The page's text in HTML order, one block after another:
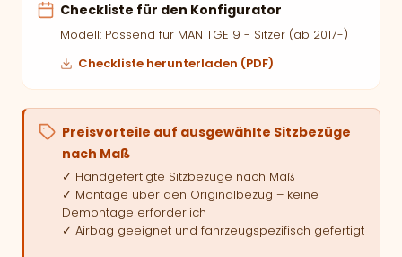
Checkliste für den Konfigurator
Modell: Passend für MAN TGE 9 - Sitzer (ab 2017-)
Checkliste herunterladen (PDF)
Preisvorteile auf ausgewählte Sitzbezüge
nach Maß
✓ Handgefertigte Sitzbezüge nach Maß
✓ Montage über den Originalbezug – keine
Demontage erforderlich
✓ Airbag geeignet und fahrzeugspezifisch gefertigt